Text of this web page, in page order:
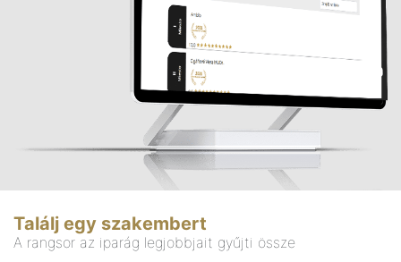
Találj egy szakembert
A rangsor az iparág legjobbjait gyűjti össze